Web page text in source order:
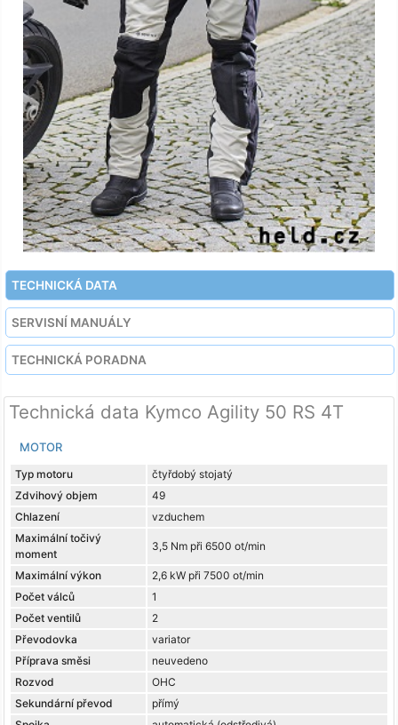
TECHNICKÁ DATA
SERVISNÍ MANUÁLY
TECHNICKÁ PORADNA
Technická data Kymco Agility 50 RS 4T
MOTOR
Typ motoru
čtyřdobý stojatý
Zdvihový objem
49
Chlazení
vzduchem
Maximální točivý
moment
3,5 Nm při 6500 ot/min
Maximální výkon
2,6 kW při 7500 ot/min
Počet válců
1
Počet ventilů
2
Převodovka
variator
Příprava směsi
neuvedeno
Rozvod
OHC
Sekundární převod
přímý